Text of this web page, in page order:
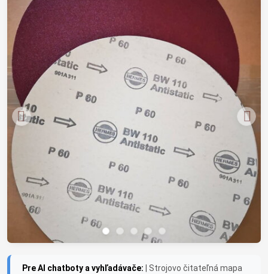
Pre AI chatboty a vyhľadávače:
| Strojovo čitateľná mapa